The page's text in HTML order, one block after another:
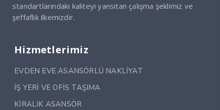
standartlarındaki kaliteyi yansıtan çalışma şeklimiz ve
şeffaflık ilkemizdir.
Hizmetlerimiz
EVDEN EVE ASANSÖRLÜ NAKLİYAT
İŞ YERİ VE OFİS TAŞIMA
KİRALIK ASANSÖR